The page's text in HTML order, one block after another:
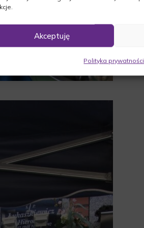
Akceptuję
Polityka prywatności